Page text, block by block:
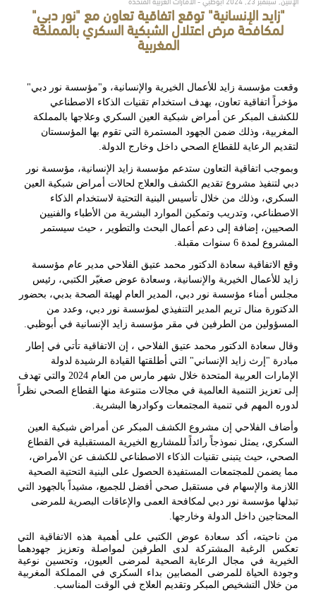
"زايد الإنسانية" توقع اتفاقية تعاون مع "نور دبي"
لمكافحة مرض اعتلال الشبكية السكري بالمملكة
المغربية
وقعت مؤسسة زايد للأعمال الخيرية والإنسانية، و"مؤسسة نور دبي"
مؤخراً
اتفاقية تعاون، بهدف
استخدام تقنيات الذكاء الاصطناعي
للكشف المبكر عن أمراض شبكية العين السكري وعلاجها بالمملكة
المغربية، وذلك ضمن الجهود المستمرة التي تقوم بها المؤسستان
لتقديم الرعاية للقطاع الصحي داخل وخارج الدولة.
وبموجب اتفاقية التعاون ستدعم مؤسسة زايد الإنسانية، مؤسسة نور
دبي لتنفيذ مشروع تقديم الكشف والعلاج لحالات أمراض شبكية العين
السكري، وذلك من خلال تأسيس البنية التحتية لاستخدام الذكاء
الاصطناعي، وتدريب وتمكين الموارد البشرية من الأطباء والفنيين
الصحيين، إضافة إلى دعم أعمال البحث والتطوير ، حيث سيستمر
المشروع لمدة 6 سنوات مقبلة.
وقع الاتفاقية سعادة الدكتور محمد عتيق الفلاحي مدير عام مؤسسة
زايد للأعمال الخيرية والإنسانية، وسعادة عوض صغيّر الكتبي، رئيس
مجلس أمناء مؤسسة نور دبي، المدير العام لهيئة الصحة بدبي، بحضور
الدكتورة منال تريم المدير التنفيذي لمؤسسة نور دبي، وعدد من
المسؤولين من الطرفين في مقر مؤسسة زايد الإنسانية في أبوظبي.
وقال سعادة الدكتور محمد عتيق الفلاحي ، إن الاتفاقية تأتي في إطار
مبادرة "إرث زايد الإنساني" التي أطلقتها القيادة الرشيدة لدولة
الإمارات العربية المتحدة خلال شهر مارس من العام 2024 والتي تهدف
إلى تعزيز التنمية العالمية في مجالات متنوعة منها القطاع الصحي نظراً
لدوره المهم في تنمية المجتمعات وكوادرها البشرية.
وأضاف الفلاحي إن مشروع الكشف المبكر عن أمراض شبكية العين
السكري، يمثل نموذجاً رائداً للمشاريع الخيرية المستقبلية في القطاع
الصحي، حيث يتبنى تقنيات الذكاء الاصطناعي للكشف عن الأمراض،
مما يضمن للمجتمعات المستفيدة الحصول على البنية التحتية الصحية
اللازمة والإسهام في مستقبل صحي أفضل للجميع، مشيداً بالجهود التي
تبذلها مؤسسة نور دبي لمكافحة العمى والإعاقات البصرية للمرضى
المحتاجين داخل الدولة وخارجها.
من ناحيته، أكد سعادة عوض الكتبي على أهمية هذه الاتفاقية التي
تعكس الرغبة
المشتركة لدى الطرفين لمواصلة وتعزيز جهودهما
الخيرية في مجال الرعاية الصحية لمرضى العيون، وتحسين نوعية
وجودة الحياة للمرضى المصابين بداء السكري في المملكة المغربية
من خلال التشخيص المبكر وتقديم العلاج في الوقت المناسب.